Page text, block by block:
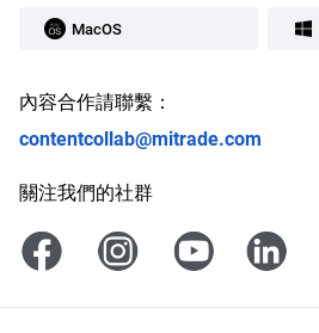
MacOS
內容合作請聯繫：
contentcollab@mitrade.com
關注我們的社群